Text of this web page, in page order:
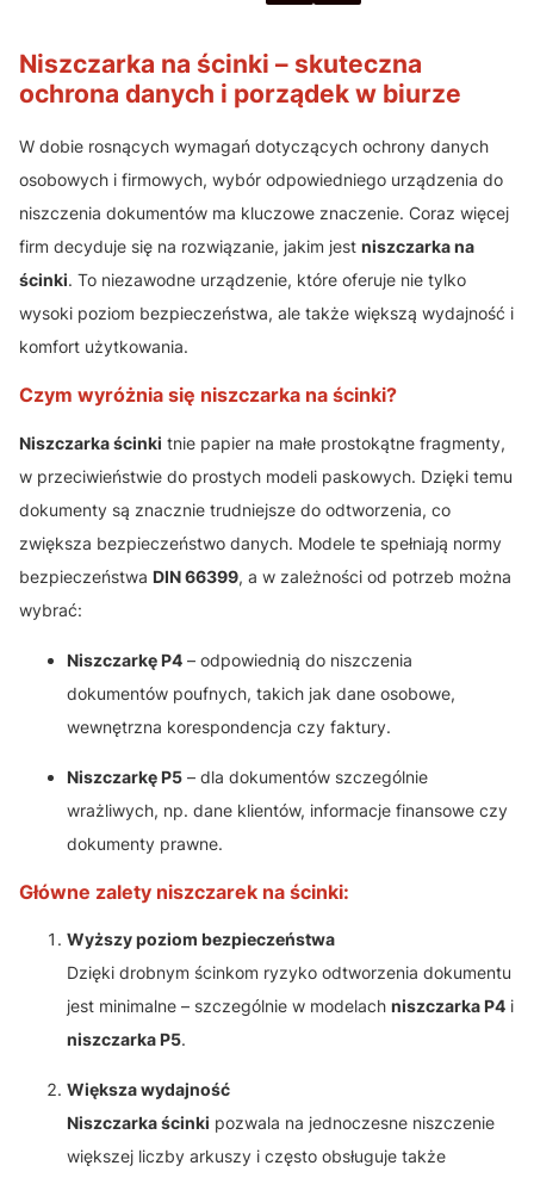
Niszczarka na ścinki – skuteczna
ochrona danych i porządek w biurze
W dobie rosnących wymagań dotyczących ochrony danych
osobowych i firmowych, wybór odpowiedniego urządzenia do
niszczenia dokumentów ma kluczowe znaczenie. Coraz więcej
firm decyduje się na rozwiązanie, jakim jest niszczarka na
ścinki. To niezawodne urządzenie, które oferuje nie tylko
wysoki poziom bezpieczeństwa, ale także większą wydajność i
komfort użytkowania.
Czym wyróżnia się niszczarka na ścinki?
Niszczarka ścinki tnie papier na małe prostokątne fragmenty,
w przeciwieństwie do prostych modeli paskowych. Dzięki temu
dokumenty są znacznie trudniejsze do odtworzenia, co
zwiększa bezpieczeństwo danych. Modele te spełniają normy
bezpieczeństwa DIN 66399, a w zależności od potrzeb można
wybrać:
Niszczarkę P4 – odpowiednią do niszczenia
dokumentów poufnych, takich jak dane osobowe,
wewnętrzna korespondencja czy faktury.
Niszczarkę P5 – dla dokumentów szczególnie
wrażliwych, np. dane klientów, informacje finansowe czy
dokumenty prawne.
Główne zalety niszczarek na ścinki:
Wyższy poziom bezpieczeństwa
Dzięki drobnym ścinkom ryzyko odtworzenia dokumentu
jest minimalne – szczególnie w modelach niszczarka P4 i
niszczarka P5.
Większa wydajność
Niszczarka ścinki pozwala na jednoczesne niszczenie
większej liczby arkuszy i często obsługuje także